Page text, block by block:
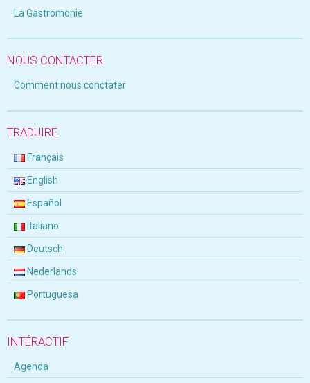
La Gastromonie
NOUS CONTACTER
Comment nous conctater
TRADUIRE
Français
English
Español
Italiano
Deutsch
Nederlands
Portuguesa
INTÉRACTIF
Agenda